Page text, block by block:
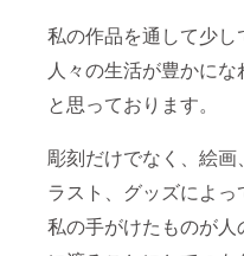
私の作品を通して少し
人々の生活が豊かにな
と思っております。
彫刻だけでなく、絵画
ラスト、グッズによっ
私の手がけたものが人